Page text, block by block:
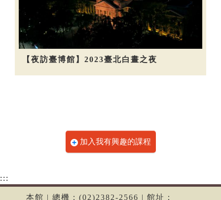
【夜訪臺博館】2023臺北白晝之夜
加入我有興趣的課程
:::
本館 | 總機：(02)2382-2566 | 館址：